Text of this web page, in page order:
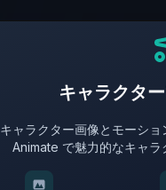
キャラクタ
キャラクター画像とモーシ
Animate で魅力的なキャラ